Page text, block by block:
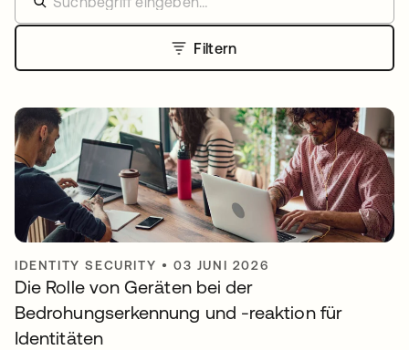
Filtern
IDENTITY SECURITY •03 JUNI 2026
Die Rolle von Geräten bei der
Bedrohungserkennung und -reaktion für
Identitäten